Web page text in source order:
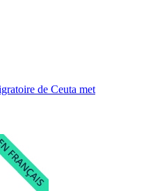
de Ceuta met